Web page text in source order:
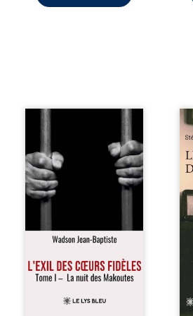
« Une nuit suffit
parfois pour briser
une famille… mais
certaines fidélités
traversent les
années. » Haïti,
sous la dictature
des Duvalier. La
peur s’étend
jusque dans les
villages les plus
reculés. À Bainet,
Jean-Joël Joli
mène une
avec sa famille.